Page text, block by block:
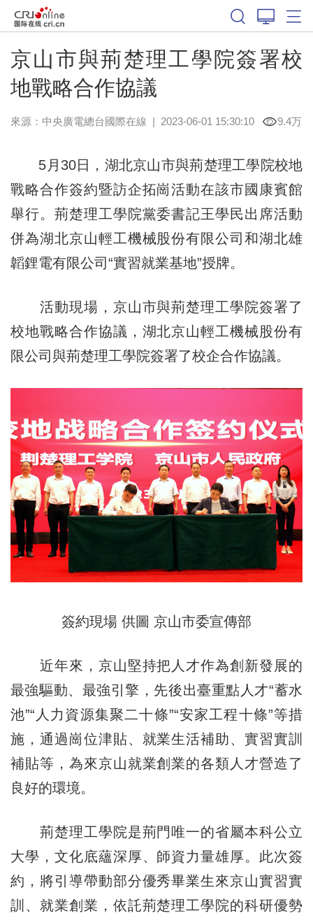
京山市與荊楚理工學院簽署校
地戰略合作協議
來源：中央廣電總台國際在線 | 2023-06-01 15:30:10 9.4万
5月30日，湖北京山市與荊楚理工學院校地
戰略合作簽約暨訪企拓崗活動在該市國康賓館
舉行。荊楚理工學院黨委書記王學民出席活動
併為湖北京山輕工機械股份有限公司和湖北雄
韜鋰電有限公司“實習就業基地”授牌。
活動現場，京山市與荊楚理工學院簽署了
校地戰略合作協議，湖北京山輕工機械股份有
限公司與荊楚理工學院簽署了校企合作協議。
簽約現場 供圖 京山市委宣傳部
近年來，京山堅持把人才作為創新發展的
最強驅動、最強引擎，先後出臺重點人才“蓄水
池”“人力資源集聚二十條”“安家工程十條”等措
施，通過崗位津貼、就業生活補助、實習實訓
補貼等，為來京山就業創業的各類人才營造了
良好的環境。
荊楚理工學院是荊門唯一的省屬本科公立
大學，文化底蘊深厚、師資力量雄厚。此次簽
約，將引導帶動部分優秀畢業生來京山實習實
訓、就業創業，依託荊楚理工學院的科研優勢